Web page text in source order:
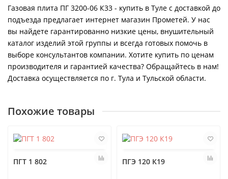
Газовая плита ПГ 3200-06 К33 - купить в Туле с доставкой до
подъезда предлагает интернет магазин Прометей. У нас
вы найдете гарантированно низкие цены, внушительный
каталог изделий этой группы и всегда готовых помочь в
выборе консультантов компании. Хотите купить по ценам
производителя и гарантией качества? Обращайтесь в нам!
Доставка осуществляется по г. Тула и Тульской области.
Похожие товары
ПГТ 1 802 ПГЭ 120 К19